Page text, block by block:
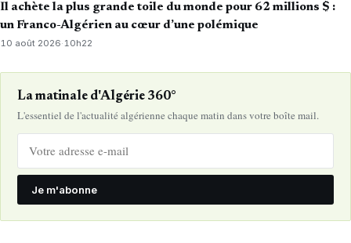
Il achète la plus grande toile du monde pour 62 millions $ :
un Franco-Algérien au cœur d’une polémique
10 août 2026·10h22
La matinale d'Algérie 360°
L'essentiel de l'actualité algérienne chaque matin dans votre boîte mail.
Je m'abonne